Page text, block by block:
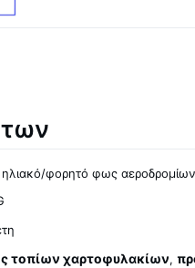
ηλιακό/φορητό φως αεροδρομίων
τοπίων χαρτοφυλακίων,